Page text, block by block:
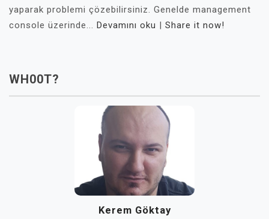
yaparak problemi çözebilirsiniz. Genelde management
console üzerinde... Devamını oku | Share it now!
WH00T?
Kerem Göktay